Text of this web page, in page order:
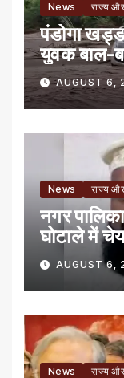
News राज्य
पंडोगा
युवक बाल-
AUGUST 6,
News राज्य
नगर
घोटाले में
AUGUST 6,
News राज्य